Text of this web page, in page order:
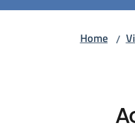
Home /